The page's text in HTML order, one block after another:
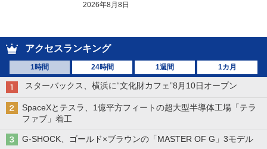
2026年8月8日
アクセスランキング
1時間 24時間 1週間 1カ月
スターバックス、横浜に“文化財カフェ”8月10日オープン
SpaceXとテスラ、1億平方フィートの超大型半導体工場「テラ
ファブ」着工
G-SHOCK、ゴールド×ブラウンの「MASTER OF G」3モデル